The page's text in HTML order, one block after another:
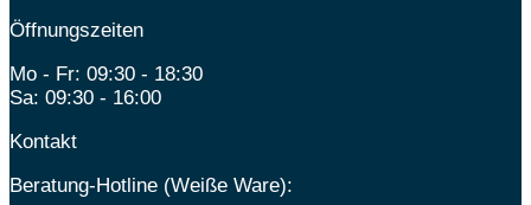
Öffnungszeiten
Mo - Fr: 09:30 - 18:30
Sa: 09:30 - 16:00
Kontakt
Beratung-Hotline (Weiße Ware):